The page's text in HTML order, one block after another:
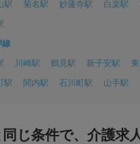
駅 菊名駅 妙蓮寺駅 白楽駅
線
川崎駅 鶴見駅 新子安駅
駅 関内駅 石川町駅 山手駅
じ条件で、介護求